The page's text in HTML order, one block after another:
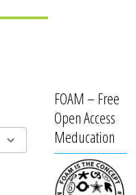
Ημερολόγιο
FOAM – Free
Open Access
Meducation